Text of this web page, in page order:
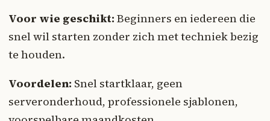
Voor wie geschikt: Beginners en iedereen die
snel wil starten zonder zich met techniek bezig
te houden.
Voordelen: Snel startklaar, geen
serveronderhoud, professionele sjablonen,